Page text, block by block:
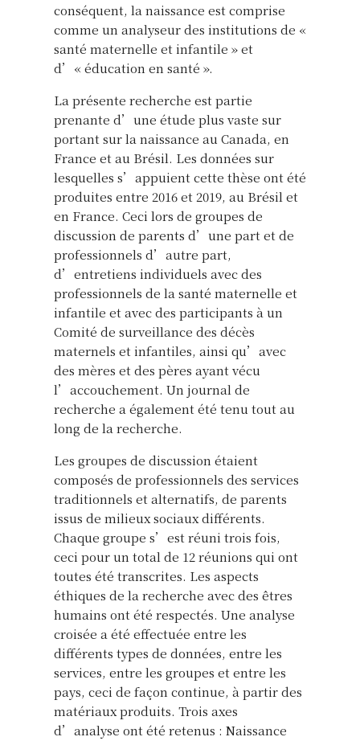
conséquent, la naissance est comprise
comme un analyseur des institutions de «
santé maternelle et infantile » et
d’« éducation en santé ».
La présente recherche est partie
prenante d’une étude plus vaste sur
portant sur la naissance au Canada, en
France et au Brésil. Les données sur
lesquelles s’appuient cette thèse ont été
produites entre 2016 et 2019, au Brésil et
en France. Ceci lors de groupes de
discussion de parents d’une part et de
professionnels d’autre part,
d’entretiens individuels avec des
professionnels de la santé maternelle et
infantile et avec des participants à un
Comité de surveillance des décès
maternels et infantiles, ainsi qu’avec
des mères et des pères ayant vécu
l’accouchement. Un journal de
recherche a également été tenu tout au
long de la recherche.
Les groupes de discussion étaient
composés de professionnels des services
traditionnels et alternatifs, de parents
issus de milieux sociaux différents.
Chaque groupe s’est réuni trois fois,
ceci pour un total de 12 réunions qui ont
toutes été transcrites. Les aspects
éthiques de la recherche avec des êtres
humains ont été respectés. Une analyse
croisée a été effectuée entre les
différents types de données, entre les
services, entre les groupes et entre les
pays, ceci de façon continue, à partir des
matériaux produits. Trois axes
d’analyse ont été retenus : Naissance